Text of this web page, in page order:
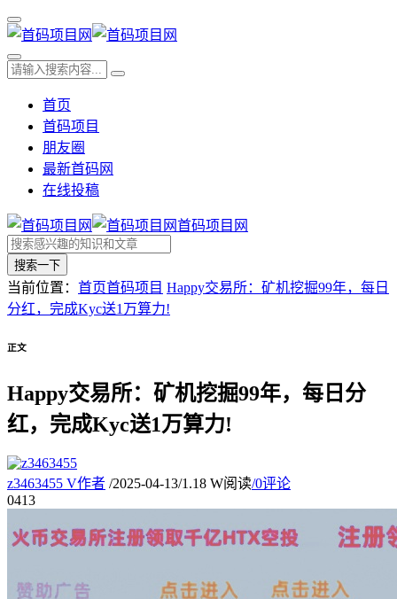
首页
首码项目
朋友圈
最新首码网
在线投稿
首码项目网
搜索一下
当前位置： 首页首码项目 Happy交易所：矿机挖掘99年，每日
分红，完成Kyc送1万算力!
正文
Happy交易所：矿机挖掘99年，每日分
红，完成Kyc送1万算力!
z3463455 V作者 /2025-04-13/1.18 W阅读/0评论
0413